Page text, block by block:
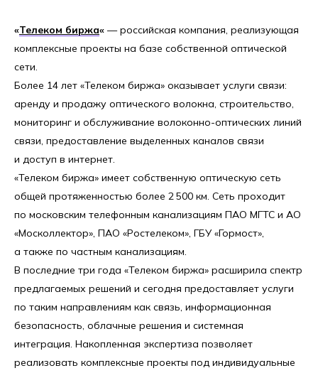
«Телеком биржа« — российская компания, реализующая
комплексные проекты на базе собственной оптической
сети.
Более 14 лет «Телеком биржа» оказывает услуги связи:
аренду и продажу оптического волокна, строительство,
мониторинг и обслуживание волоконно-оптических линий
связи, предоставление выделенных каналов связи
и доступ в интернет.
«Телеком биржа» имеет собственную оптическую сеть
общей протяженностью более 2 500 км. Сеть проходит
по московским телефонным канализациям ПАО МГТС и АО
«Москоллектор», ПАО «Ростелеком», ГБУ «Гормост»,
а также по частным канализациям.
В последние три года «Телеком биржа» расширила спектр
предлагаемых решений и сегодня предоставляет услуги
по таким направлениям как связь, информационная
безопасность, облачные решения и системная
интеграция. Накопленная экспертиза позволяет
реализовать комплексные проекты под индивидуальные